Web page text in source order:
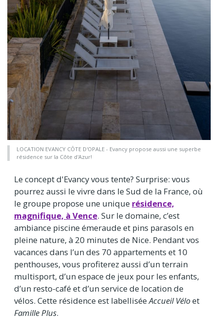
LOCATION EVANCY CÔTE D'OPALE - Evancy propose aussi une superbe
résidence sur la Côte d'Azur!
Le concept d'Evancy vous tente? Surprise: vous
pourrez aussi le vivre dans le Sud de la France, où
le groupe propose une unique résidence,
magnifique, à Vence. Sur le domaine, c’est
ambiance piscine émeraude et pins parasols en
pleine nature, à 20 minutes de Nice. Pendant vos
vacances dans l’un des 70 appartements et 10
penthouses, vous profiterez aussi d’un terrain
multisport, d’un espace de jeux pour les enfants,
d’un resto-café et d’un service de location de
vélos. Cette résidence est labelliséeAccueil Véloet
Famille Plus.